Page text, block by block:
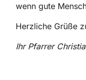
wenn gute
Herzliche Grüße
Ihr Pfarrer Christia